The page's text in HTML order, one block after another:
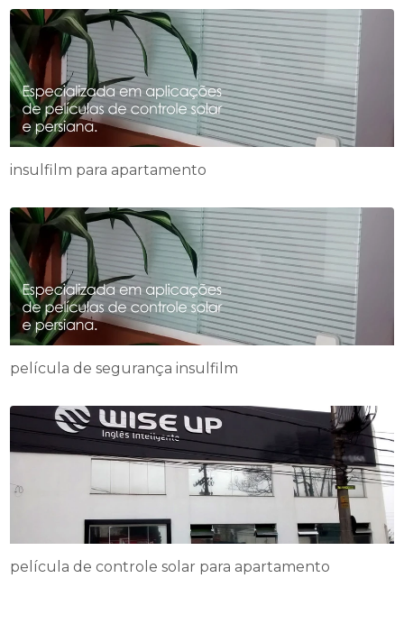
insulfilm para apartamento
película de segurança insulfilm
película de controle solar para apartamento